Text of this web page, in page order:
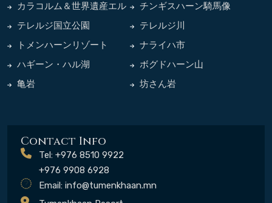
カラコルム＆世界遺産エル
デネゾー寺院
チンギスハーン騎馬像
テレルジ国立公園
テレルジ川
トメンハーンリゾート
ナライハ市
ハギーン・ハル湖
ボグドハーン山
亀岩
坊さん岩
Contact Info
Tel: +976 8510 9922
+976 9908 6928
Email: info@tumenkhaan.mn